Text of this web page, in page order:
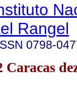
Rangel
0798-